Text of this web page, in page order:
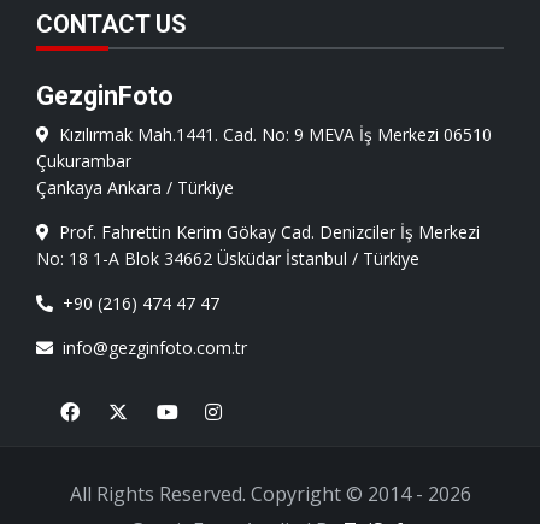
CONTACT US
GezginFoto
Kızılırmak Mah.1441. Cad. No: 9 MEVA İş Merkezi 06510
Çukurambar
Çankaya Ankara / Türkiye
Prof. Fahrettin Kerim Gökay Cad. Denizciler İş Merkezi
No: 18 1-A Blok 34662 Üsküdar İstanbul / Türkiye
+90 (216) 474 47 47
info@gezginfoto.com.tr
All Rights Reserved. Copyright © 2014 - 2026